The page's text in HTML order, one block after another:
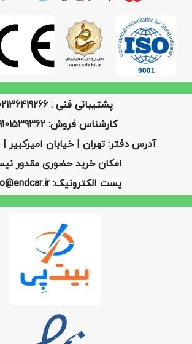
پشتیبانی فنی : 02136419266
کارشناس فروش: 09101539362
آدرس دفتر: تهران | خیابان امیرکبیر |
امکان خرید حضوری مقدور
پست الکترونیک: info@endcar.ir